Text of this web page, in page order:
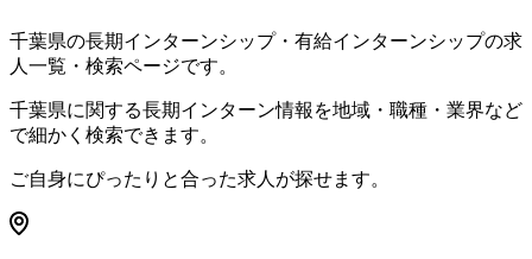
千葉県の長期インターンシップ・有給インターンシップの求
人一覧・検索ページです。
千葉県に関する長期インターン情報を地域・職種・業界など
で細かく検索できます。
ご自身にぴったりと合った求人が探せます。